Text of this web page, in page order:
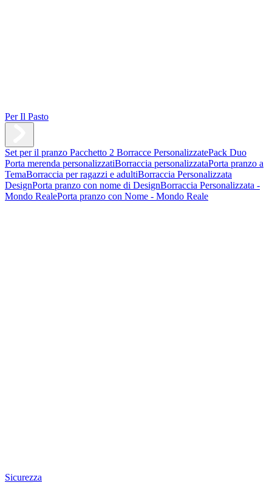
Per Il Pasto
Set per il pranzo Pacchetto 2 Borracce PersonalizzatePack Duo
Porta merenda personalizzatiBorraccia personalizzataPorta pranzo a
TemaBorraccia per ragazzi e adultiBorraccia Personalizzata
DesignPorta pranzo con nome di DesignBorraccia Personalizzata -
Mondo RealePorta pranzo con Nome - Mondo Reale
Sicurezza